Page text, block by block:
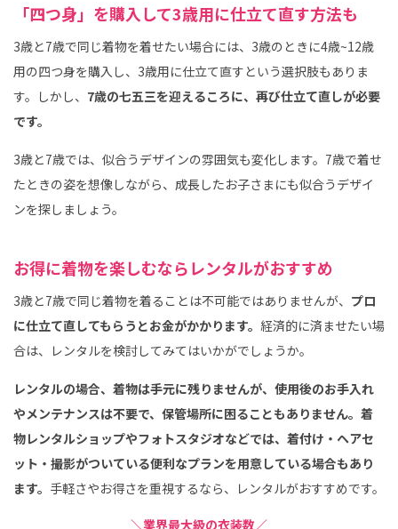
「四つ身」を購入して3歳用に仕立て直す方法も
3歳と7歳で同じ着物を着せたい場合には、3歳のときに4歳~12歳
用の四つ身を購入し、3歳用に仕立て直すという選択肢もありま
す。しかし、 7歳の七五三を迎えるころに、再び仕立て直しが必要
です。
3歳と7歳では、似合うデザインの雰囲気も変化します。7歳で着せ
たときの姿を想像しながら、成長したお子さまにも似合うデザイ
ンを探しましょう。
お得に着物を楽しむならレンタルがおすすめ
3歳と7歳で同じ着物を着ることは不可能ではありませんが、 プロ
に仕立て直してもらうとお金がかかります。 経済的に済ませたい場
合は、レンタルを検討してみてはいかがでしょうか。
レンタルの場合、着物は手元に残りませんが、使用後のお手入れ
やメンテナンスは不要で、保管場所に困ることもありません。着
物レンタルショップやフォトスタジオなどでは、着付け・ヘアセ
ット・撮影がついている便利なプランを用意している場合もあり
ます。 手軽さやお得さを重視するなら、レンタルがおすすめです。
＼業界最大級の衣装数／